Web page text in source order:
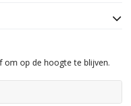
om op de hoogte te blijven.